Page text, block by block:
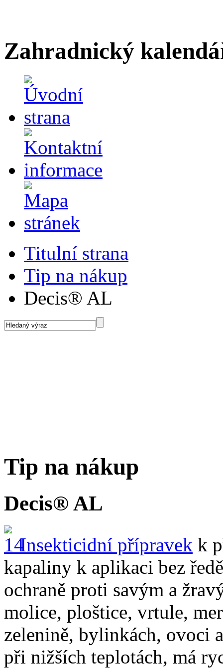
Zahradnický
Titulní strana
Tip na nákup
Decis® AL
Tip na nákup
Decis® AL
Insekticidní přípravek k
kapaliny k aplikaci bez
ochraně proti savým a
molice, ploštice, vrtule,
zelenině, bylinkách, ovoci
při nižších teplotách, má